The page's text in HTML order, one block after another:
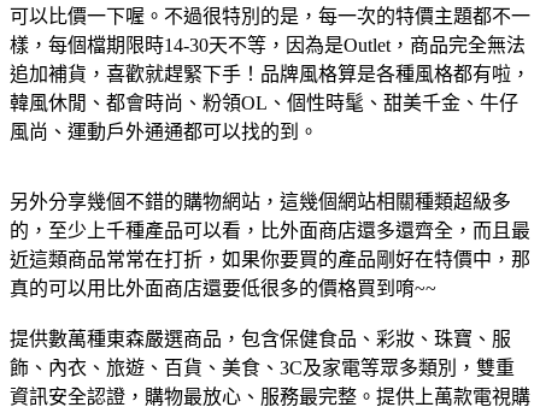
可以比價一下喔。不過很特別的是，每一次的特價主題都不一
樣，每個檔期限時14-30天不等，因為是Outlet，商品完全無法
追加補貨，喜歡就趕緊下手！品牌風格算是各種風格都有啦，
韓風休閒、都會時尚、粉領OL、個性時髦、甜美千金、牛仔
風尚、運動戶外通通都可以找的到。
另外分享幾個不錯的購物網站，這幾個網站相關種類超級多
的，至少上千種產品可以看，比外面商店還多還齊全，而且最
近這類商品常常在打折，如果你要買的產品剛好在特價中，那
真的可以用比外面商店還要低很多的價格買到唷~~
提供數萬種東森嚴選商品，包含保健食品、彩妝、珠寶、服
飾、內衣、旅遊、百貨、美食、3C及家電等眾多類別，雙重
資訊安全認證，購物最放心、服務最完整。 提供上萬款電視購